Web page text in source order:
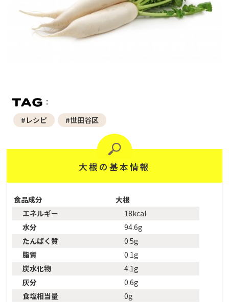
#レシピ #世田谷区
大根の基本情報
食品成分
大根
エネルギー
18kcal
水分
94.6g
たんぱく質
0.5g
脂質
0.1g
炭水化物
4.1g
灰分
0.6g
食塩相当量
0g